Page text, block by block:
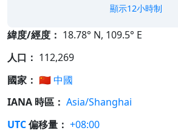
顯示12小時制
緯度/經度： 18.78° N, 109.5° E
人口： 112,269
國家： 🇨🇳中國
IANA 時區： Asia/Shanghai
UTC偏移量： +08:00